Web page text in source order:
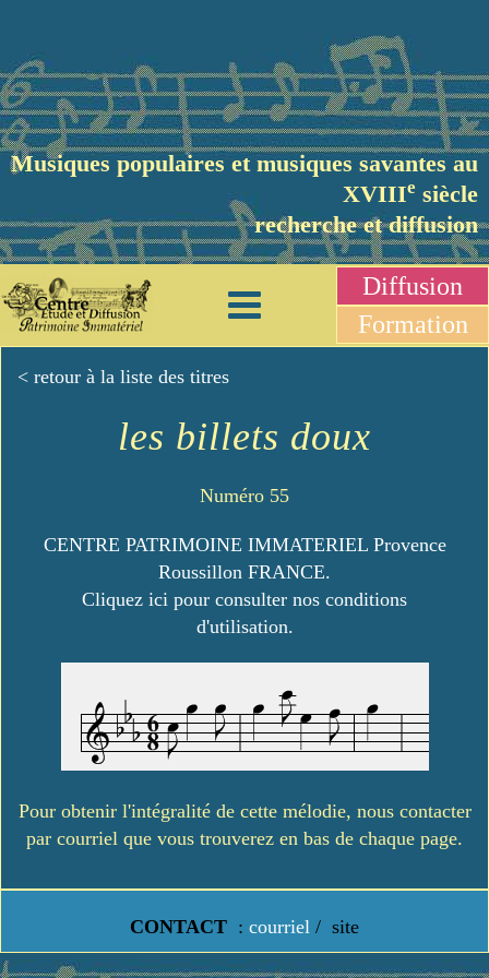
Musiques populaires et musiques savantes au
XVIIIe siècle
recherche et diffusion
Diffusion
Formation
< retour à la liste des titres
les billets doux
Numéro 55
CENTRE PATRIMOINE IMMATERIEL Provence
Roussillon FRANCE.
Cliquez ici pour consulter nos conditions
d'utilisation.
Pour obtenir l'intégralité de cette mélodie, nous contacter
par courriel que vous trouverez en bas de chaque page.
CONTACT : courriel / site
https://www.lavielledanstoussesetats.fr